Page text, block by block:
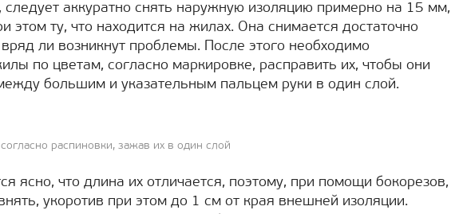
аккуратно снять наружную изоляцию примерно на 15 мм,
этом ту, что находится на жилах. Она снимается достаточно
ли возникнут проблемы. После этого необходимо
по цветам, согласно маркировке, расправить их, чтобы они
большим и указательным пальцем руки в один слой.
распиновки, зажав их в один слой
ясно, что длина их отличается, поэтому, при помощи бокорезов,
укоротив при этом до 1 см от края внешней изоляции.